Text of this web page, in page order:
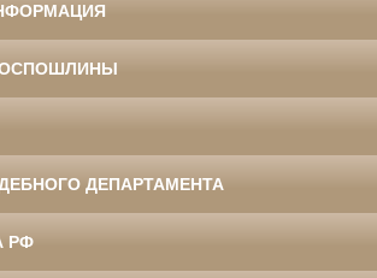
ДЕПАРТАМЕНТА
РФ